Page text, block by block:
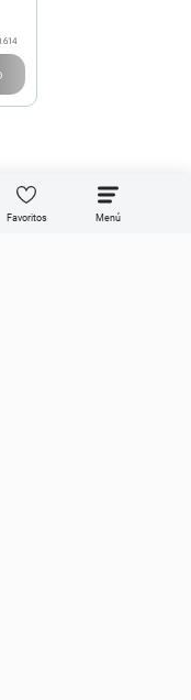
Favoritos